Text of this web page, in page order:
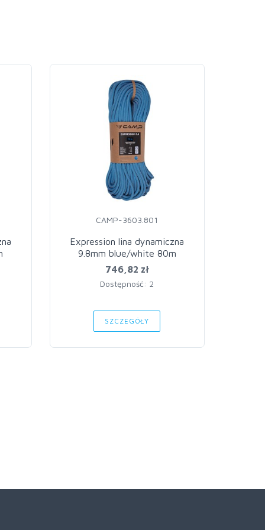
CAMP-3603.801
Expression lina dynamiczna
9.8mm blue/white 80m
746,82 zł
Dostępność: 2
SZCZEGÓŁY